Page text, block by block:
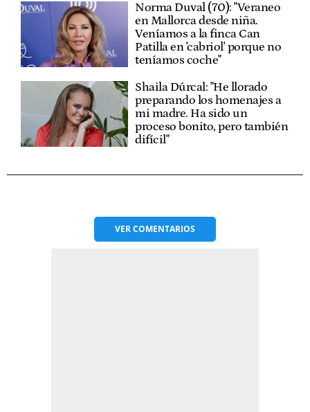
Norma Duval (70): "Veraneo
en Mallorca desde niña.
Veníamos a la finca Can
Patilla en 'cabriol' porque no
teníamos coche"
Shaila Dúrcal: "He llorado
preparando los homenajes a
mi madre. Ha sido un
proceso bonito, pero también
difícil"
VERCOMENTARIOS